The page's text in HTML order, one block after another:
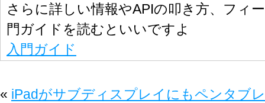
さらに詳しい情報やAPIの叩き方、フィ
門ガイドを読むといいですよ
入門ガイド
« iPadがサブディスプレイにもペンタブ